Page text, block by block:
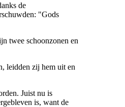
de
"Gods
twee schoonzonen en
leidden zij hem uit en
Juist nu is
is, want de